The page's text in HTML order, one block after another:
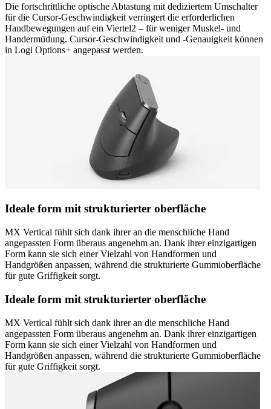
Die fortschrittliche optische Abtastung mit dediziertem Umschalter
für die Cursor-Geschwindigkeit verringert die erforderlichen
Handbewegungen auf ein Viertel2 – für weniger Muskel- und
Handermüdung. Cursor-Geschwindigkeit und -Genauigkeit können
in Logi Options+ angepasst werden.
Ideale form mit strukturierter oberfläche
MX Vertical fühlt sich dank ihrer an die menschliche Hand
angepassten Form überaus angenehm an. Dank ihrer einzigartigen
Form kann sie sich einer Vielzahl von Handformen und
Handgrößen anpassen, während die strukturierte Gummioberfläche
für gute Griffigkeit sorgt.
Ideale form mit strukturierter oberfläche
MX Vertical fühlt sich dank ihrer an die menschliche Hand
angepassten Form überaus angenehm an. Dank ihrer einzigartigen
Form kann sie sich einer Vielzahl von Handformen und
Handgrößen anpassen, während die strukturierte Gummioberfläche
für gute Griffigkeit sorgt.